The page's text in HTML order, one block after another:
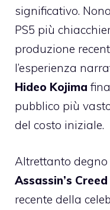
significativo.
PS5 più
produzione
l’esperienza
Hideo Kojima
pubblico più
del costo iniziale.
Altrettanto
Assassin’s
recente della